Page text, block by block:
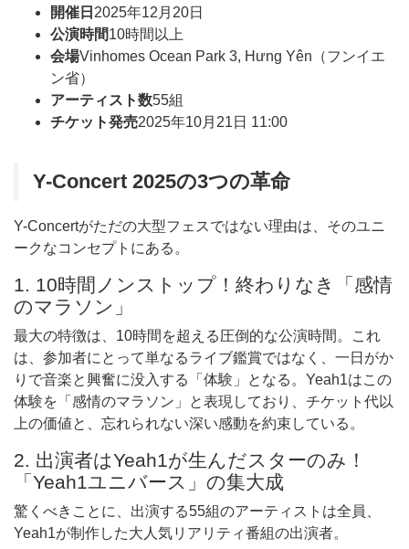
開催日 2025年12月20日
公演時間10時間以上
会場Vinhomes Ocean Park 3, Hưng Yên（フンイエ
ン省）
アーティスト数55組
チケット発売2025年10月21日 11:00
Y-Concert 2025の3つの革命
Y-Concertがただの大型フェスではない理由は、そのユニ
ークなコンセプトにある。
1. 10時間ノンストップ！終わりなき「感情
のマラソン」
最大の特徴は、10時間を超える圧倒的な公演時間。これ
は、参加者にとって単なるライブ鑑賞ではなく、一日がか
りで音楽と興奮に没入する「体験」となる。Yeah1はこの
体験を「感情のマラソン」と表現しており、チケット代以
上の価値と、忘れられない深い感動を約束している。
2. 出演者はYeah1が生んだスターのみ！
「Yeah1ユニバース」の集大成
驚くべきことに、出演する55組のアーティストは全員、
Yeah1が制作した大人気リアリティ番組の出演者。